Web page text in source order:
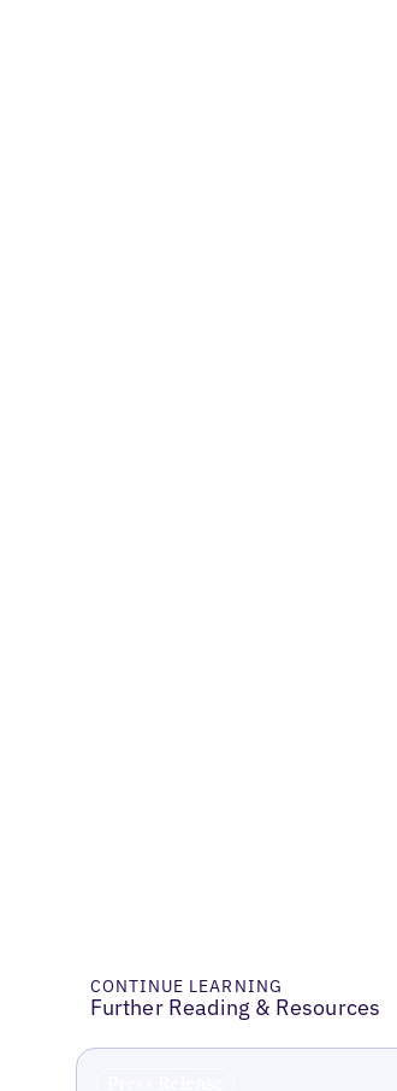
CONTINUE LEARNING
Further Reading & Resources